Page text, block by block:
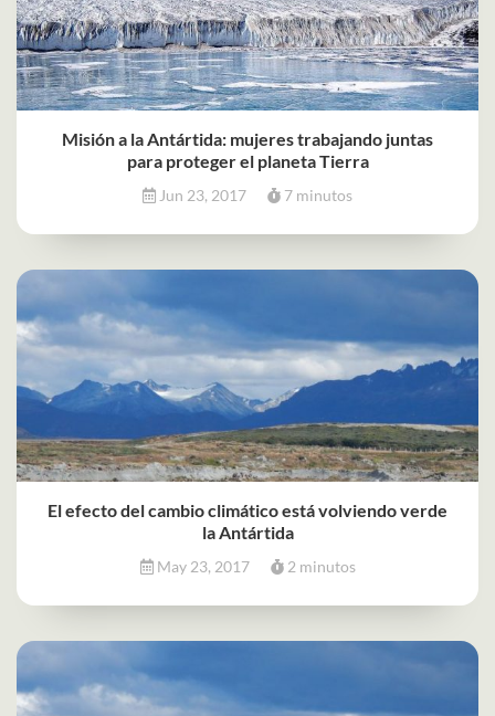
Misión a la Antártida: mujeres trabajando juntas
para proteger el planeta Tierra
Jun 23, 2017 7 minutos
El efecto del cambio climático está volviendo verde
la Antártida
May 23, 2017 2 minutos